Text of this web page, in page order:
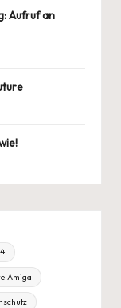
Aufruf an
Amiga